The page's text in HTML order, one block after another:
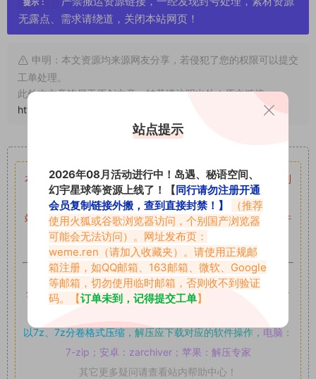
提示：
无露点、需求请绕道，关闭本站网页！
申明：本文资源均来源网友分享，若侵犯了您的权限可以提交
工单处理。
此外本文章皆属于原创文章，转载请注明出处！原文链接：
https://www.vmiba.top/5371.html
本站资源均来自网络分享，如有侵犯你的权益请私信留言
收到
留言后，我们会第一时间进行审核后删除。
站内资源为网友个人学习或测试研究使用，未经原版权作者许
可,禁止用于任何商业途径！请在下载24小时内删除！
如果遇到付费才可获取的素材，建议升级对应的VIP。
全站付费素材可提供补档服务“均有备份 ”，
素材以主流网盘分
以7z、7z分卷格式压缩， 解压应下载对应的软件操作， 电脑：
7-zip；安卓：zarchiver；苹果：解压专家
其它更多疑问请查看站内帮助中心！
站点提示
2026年08月活动进行中！岛遇、秘语空间、
幻宇星球等资源上线了！【同行请勿注册开通
会员复制链接外搬，查到直接封禁！】
（推荐
使用火狐或谷歌浏览器访问，个别国产浏览器
可能会无法访问）。网址发布页：
weme.ren （请加入收藏夹）。请使用正规邮
箱注册，如QQ邮箱、163邮箱、微软、Google
等邮箱，切勿使用临时邮箱，否则收不到验证
码。【订单未到，记得提交工单】